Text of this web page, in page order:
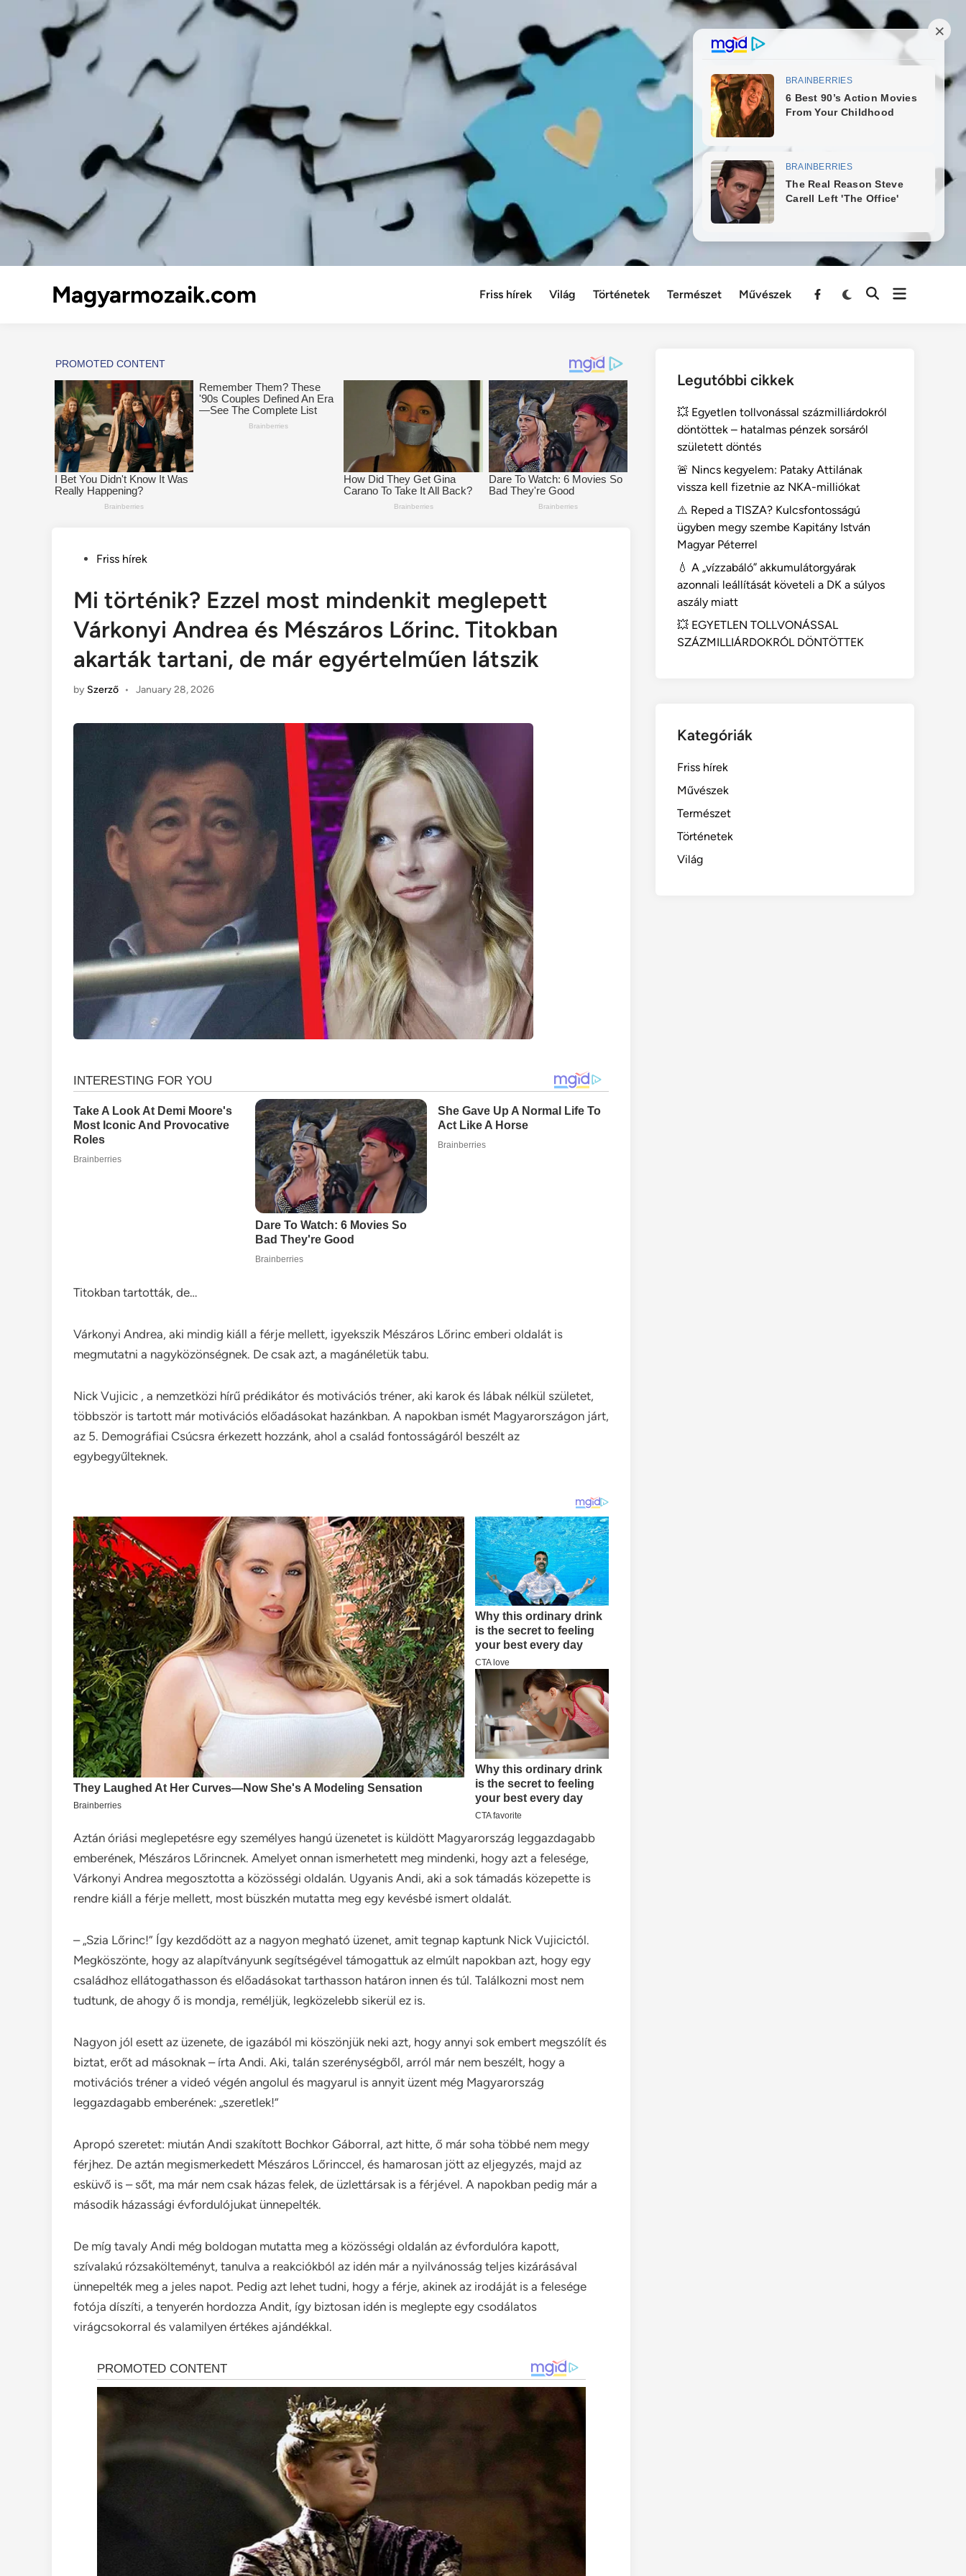
Magyarmozaik.com Friss hírek Világ Történetek Természet Művészek
Menu
PostedFriss hírek
Mi történik? Ezzel most mindenkit meglepett
Várkonyi Andrea és Mészáros Lőrinc. Titokban
akarták tartani, de már egyértelműen látszik
by Szerző • January 28, 2026
Titokban tartották, de…
Várkonyi Andrea, aki mindig kiáll a férje mellett, igyekszik Mészáros Lőrinc emberi oldalát is
megmutatni a nagyközönségnek. De csak azt, a magánéletük tabu.
Nick Vujicic , a nemzetközi hírű prédikátor és motivációs tréner, aki karok és lábak nélkül születet,
többször is tartott már motivációs előadásokat hazánkban. A napokban ismét Magyarországon járt,
az 5. Demográfiai Csúcsra érkezett hozzánk, ahol a család fontosságáról beszélt az
egybegyűlteknek.
Aztán óriási meglepetésre egy személyes hangú üzenetet is küldött Magyarország leggazdagabb
emberének, Mészáros Lőrincnek. Amelyet onnan ismerhetett meg mindenki, hogy azt a felesége,
Várkonyi Andrea megosztotta a közösségi oldalán. Ugyanis Andi, aki a sok támadás közepette is
rendre kiáll a férje mellett, most büszkén mutatta meg egy kevésbé ismert oldalát.
– „Szia Lőrinc!” Így kezdődött az a nagyon megható üzenet, amit tegnap kaptunk Nick Vujicictól.
Megköszönte, hogy az alapítványunk segítségével támogattuk az elmúlt napokban azt, hogy egy
családhoz ellátogathasson és előadásokat tarthasson határon innen és túl. Találkozni most nem
tudtunk, de ahogy ő is mondja, reméljük, legközelebb sikerül ez is.
Nagyon jól esett az üzenete, de igazából mi köszönjük neki azt, hogy annyi sok embert megszólít és
biztat, erőt ad másoknak – írta Andi. Aki, talán szerénységből, arról már nem beszélt, hogy a
motivációs tréner a videó végén angolul és magyarul is annyit üzent még Magyarország
leggazdagabb emberének: „szeretlek!”
Apropó szeretet: miután Andi szakított Bochkor Gáborral, azt hitte, ő már soha többé nem megy
férjhez. De aztán megismerkedett Mészáros Lőrinccel, és hamarosan jött az eljegyzés, majd az
esküvő is – sőt, ma már nem csak házas felek, de üzlettársak is a férjével. A napokban pedig már a
második házassági évfordulójukat ünnepelték.
De míg tavaly Andi még boldogan mutatta meg a közösségi oldalán az évfordulóra kapott,
szívalakú rózsakölteményt, tanulva a reakciókból az idén már a nyilvánosság teljes kizárásával
ünnepelték meg a jeles napot. Pedig azt lehet tudni, hogy a férje, akinek az irodáját is a felesége
fotója díszíti, a tenyerén hordozza Andit, így biztosan idén is meglepte egy csodálatos
virágcsokorral és valamilyen értékes ajándékkal.
Legutóbbi cikkek
💥 Egyetlen tollvonással százmilliárdokról
döntöttek – hatalmas pénzek sorsáról
született döntés
🚨 Nincs kegyelem: Pataky Attilának
vissza kell fizetnie az NKA-milliókat
⚠️ Reped a TISZA? Kulcsfontosságú
ügyben megy szembe Kapitány István
Magyar Péterrel
💧 A „vízzabáló” akkumulátorgyárak
azonnali leállítását követeli a DK a súlyos
aszály miatt
💥 EGYETLEN TOLLVONÁSSAL
SZÁZMILLIÁRDOKRÓL DÖNTÖTTEK
Kategóriák
Friss hírek
Művészek
Természet
Történetek
Világ